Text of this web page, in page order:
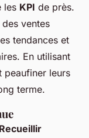
les KPI de près.
des ventes
tendances et
En utilisant
peaufiner leurs
terme.
Recueillir